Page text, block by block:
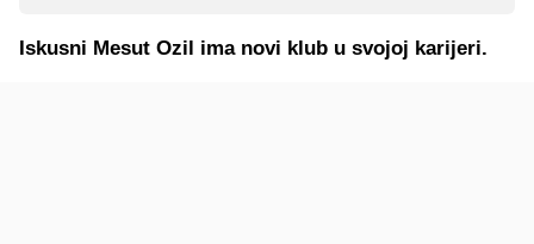
Iskusni Mesut Ozil ima novi klub u svojoj karijeri.